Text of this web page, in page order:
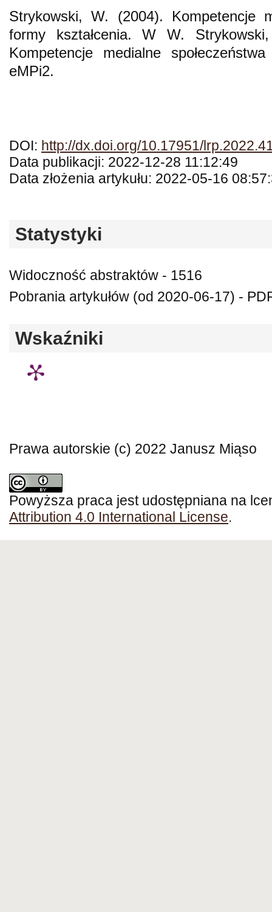
Strykowski, W. (2004). Kompetencje
formy kształcenia. W W.
Kompetencje medialne
eMPi2.
DOI: http://dx.doi.org/10.17951/
Data publikacji: 2022-12-28 11:12:49
Data złożenia artykułu: 2022-05-16
Statystyki
Widoczność abstraktów - 1516
Pobrania artykułów (od 2020-06-17) -
Wskaźniki
Prawa autorskie (c) 2022 Janusz Miąso
Powyższa praca jest udostępniana na
Attribution 4.0 International License.